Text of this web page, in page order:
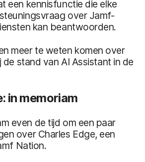
een kennisfunctie die elke
over Jamf-
kan beantwoorden.
meer te weten komen over
stand van AI Assistant in de
in memoriam
even de tijd om een paar
over Charles Edge, een
Nation.